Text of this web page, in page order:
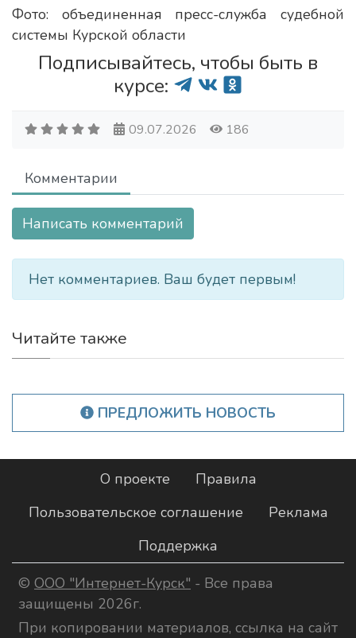
Фото: объединенная пресс-служба судебной
системы Курской области
Подписывайтесь, чтобы быть в
курсе:
09.07.2026 186
Комментарии
Написать комментарий
Нет комментариев. Ваш будет первым!
Читайте также
ПРЕДЛОЖИТЬ НОВОСТЬ
О проекте
Правила
Пользовательское соглашение
Реклама
Поддержка
© ООО "Интернет-Курск" - Все права
защищены 2026г.
При копировании материалов, ссылка на сайт